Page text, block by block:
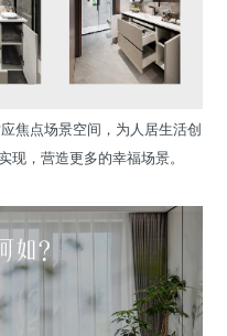
焦点场景空间，为人居生活创
现，营造更多的幸福场景。